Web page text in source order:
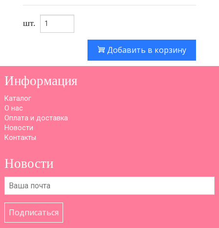
шт.
Добавить в корзину
Информация
Каталог
О нас
Оплата и доставка
Новости
Контакты
Новости
Подписаться